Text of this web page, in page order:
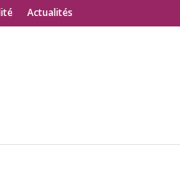
Actualités